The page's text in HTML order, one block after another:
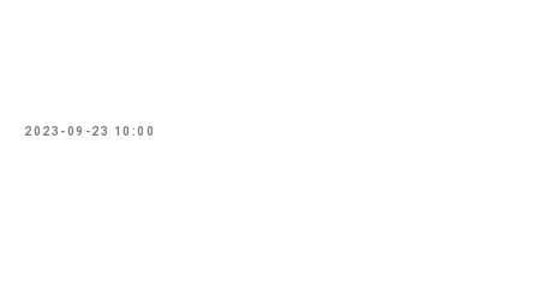
2023-09-23 10:00